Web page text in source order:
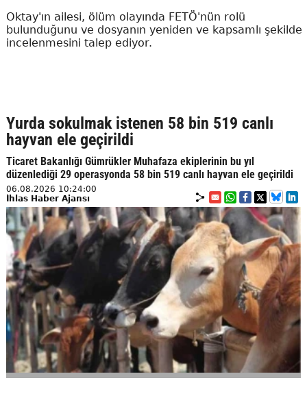
Oktay'ın ailesi, ölüm olayında FETÖ'nün rolü
bulunduğunu ve dosyanın yeniden ve kapsamlı şekilde
incelenmesini talep ediyor.
Yurda sokulmak istenen 58 bin 519 canlı
hayvan ele geçirildi
Ticaret Bakanlığı Gümrükler Muhafaza ekiplerinin bu yıl
düzenlediği 29 operasyonda 58 bin 519 canlı hayvan ele geçirildi
06.08.2026 10:24:00
İhlas Haber Ajansı